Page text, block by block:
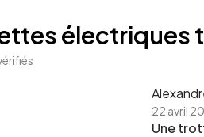
électriques
22 avril
Une